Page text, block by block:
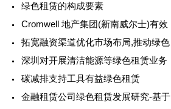
绿色租赁的构成要素
Cromwell 地产集团(新南威尔士)有效
拓宽融资渠道优化市场布局,推动绿色
深圳对开展清洁能源等绿色租赁业务
碳减排支持工具有益绿色租赁
金融租赁公司绿色租赁发展研究-基于